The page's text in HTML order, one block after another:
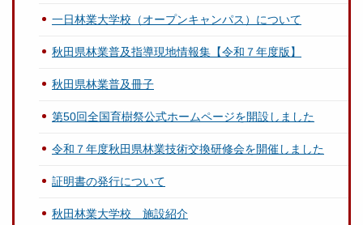
一日林業大学校（オープンキャンパス）について
秋田県林業普及指導現地情報集【令和７年度版】
秋田県林業普及冊子
第50回全国育樹祭公式ホームページを開設しました
令和７年度秋田県林業技術交換研修会を開催しました
証明書の発行について
秋田林業大学校 施設紹介